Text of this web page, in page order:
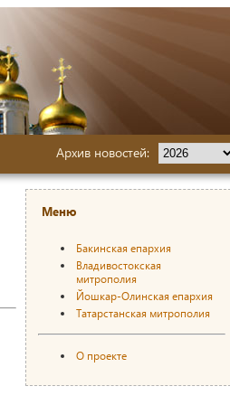
Архив новостей:
Меню
Бакинская епархия
Владивостокская
митрополия
Йошкар-Олинская епархия
Татарстанская митрополия
О проекте